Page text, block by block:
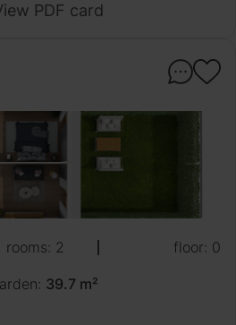
PDF card
rooms: 2 floor: 0
39.7 m²